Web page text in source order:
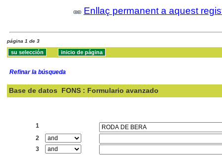
Enllaç permanent a aquest
página 1 de 3
Refinar la búsqueda
Base de datos FONS : Formulario avanzado
1
2
3